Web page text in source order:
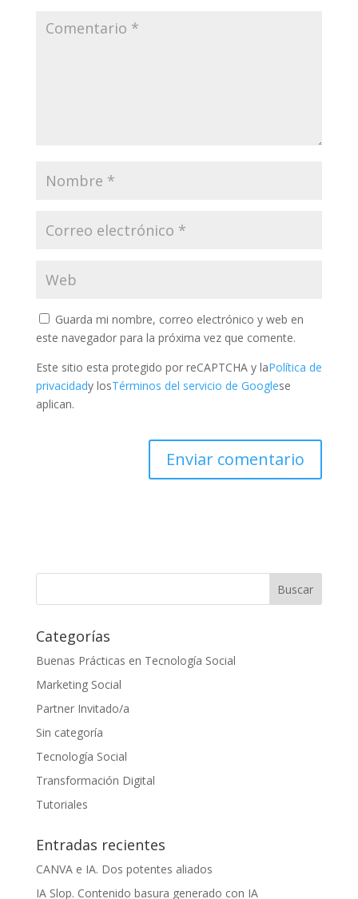
Guarda mi nombre, correo electrónico y web en
este navegador para la próxima vez que comente.
Este sitio esta protegido por reCAPTCHA y laPolítica de
privacidady losTérminos del servicio de Googlese
aplican.
Categorías
Buenas Prácticas en Tecnología Social
Marketing Social
Partner Invitado/a
Sin categoría
Tecnología Social
Transformación Digital
Tutoriales
Entradas recientes
CANVA e IA. Dos potentes aliados
IA Slop. Contenido basura generado con IA